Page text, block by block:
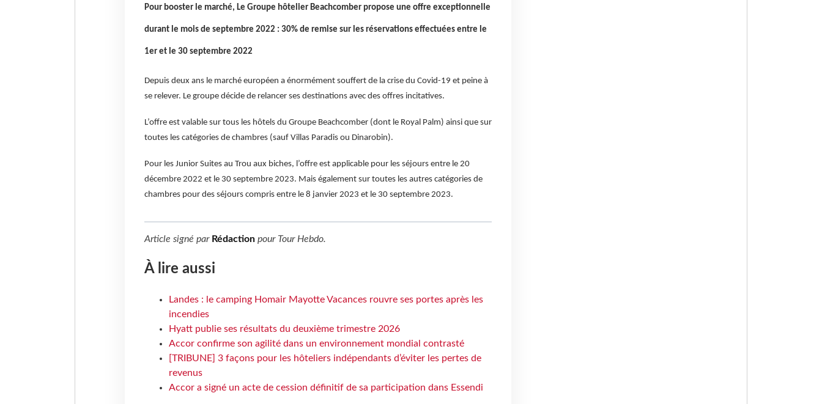
Pour booster le marché, Le Groupe hôtelier Beachcomber propose une offre exceptionnelle
durant le mois de septembre 2022 : 30% de remise sur les réservations effectuées entre le
1er et le 30 septembre 2022
Depuis deux ans le marché européen a énormément souffert de la crise du Covid-19 et peine à
se relever. Le groupe décide de relancer ses destinations avec des offres incitatives.
L’offre est valable sur tous les hôtels du Groupe Beachcomber (dont le Royal Palm) ainsi que sur
toutes les catégories de chambres (sauf Villas Paradis ou Dinarobin).
Pour les Junior Suites au Trou aux biches, l’offre est applicable pour les séjours entre le 20
décembre 2022 et le 30 septembre 2023. Mais également sur toutes les autres catégories de
chambres pour des séjours compris entre le 8 janvier 2023 et le 30 septembre 2023.
Article signé par Rédactionpour Tour Hebdo.
À lire aussi
Landes : le camping Homair Mayotte Vacances rouvre ses portes après les
incendies
Hyatt publie ses résultats du deuxième trimestre 2026
Accor confirme son agilité dans un environnement mondial contrasté
[TRIBUNE] 3 façons pour les hôteliers indépendants d’éviter les pertes de
revenus
Accor a signé un acte de cession définitif de sa participation dans Essendi